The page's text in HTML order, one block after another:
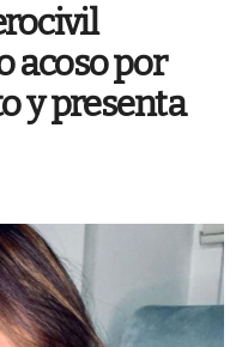
acoso por
y presenta